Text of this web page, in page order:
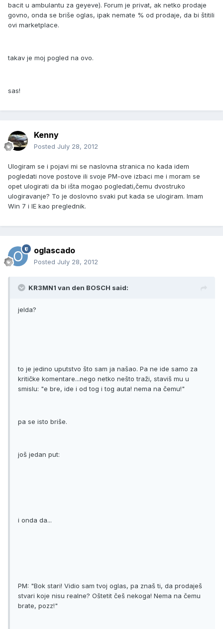
bacit u ambulantu za geyeve). Forum je privat, ak netko prodaje
govno, onda se briše oglas, ipak nemate % od prodaje, da bi štitili
ovi marketplace.
takav je moj pogled na ovo.
sas!
Kenny
Posted July 28, 2012
Ulogiram se i pojavi mi se naslovna stranica no kada idem
pogledati nove postove ili svoje PM-ove izbaci me i moram se
opet ulogirati da bi išta mogao pogledati,čemu dvostruko
ulogiravanje? To je doslovno svaki put kada se ulogiram. Imam
Win 7 i IE kao preglednik.
oglascado
Posted July 28, 2012
KR3MN1 van den BOSCH said:
jelda?
to je jedino uputstvo što sam ja našao. Pa ne ide samo za
kritičke komentare...nego netko nešto traži, staviš mu u
smislu: "e bre, ide i od tog i tog auta! nema na čemu!"
pa se isto briše.
još jedan put:
i onda da...
PM: "Bok stari! Vidio sam tvoj oglas, pa znaš ti, da prodaješ
stvari koje nisu realne? Oštetit češ nekoga! Nema na čemu
brate, pozz!"